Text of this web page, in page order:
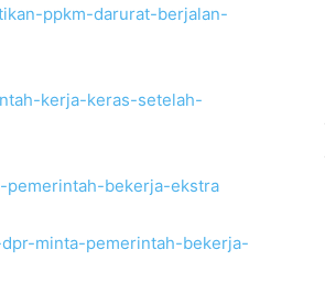
ppkm-darurat-berjalan-
kerja-keras-setelah-
pemerintah-bekerja-ekstra
minta-pemerintah-bekerja-